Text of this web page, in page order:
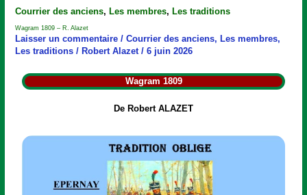
Courrier des anciens, Les membres, Les traditions
Wagram 1809 – R. Alazet
Laisser un commentaire /Courrier des anciens, Les membres,
Les traditions / Robert Alazet/6 juin 2026
Wagram 1809
De Robert ALAZET
Wagram
–
R.
Alazet